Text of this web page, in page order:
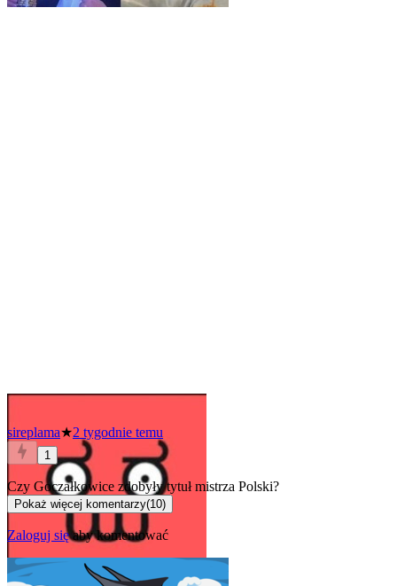
sireplama★2 tygodnie temu
1
Czy Goczałkowice zdobyły tytuł mistrza Polski?
Pokaż więcej komentarzy(10)
Zaloguj sięaby komentować